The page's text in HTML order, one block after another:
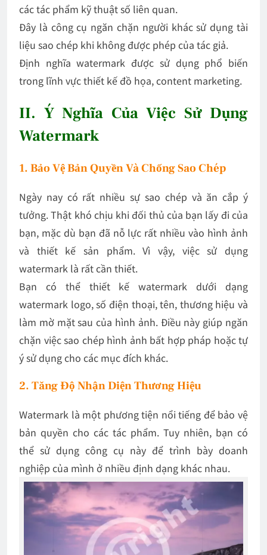
các tác phẩm kỹ thuật số liên quan.
Đây là công cụ ngăn chặn người khác sử dụng tài
liệu sao chép khi không được phép của tác giả.
Định nghĩa watermark được sử dụng phổ biến
trong lĩnh vực thiết kế đồ họa, content marketing.
II. Ý Nghĩa Của Việc Sử Dụng
Watermark
1. Bảo Vệ Bản Quyền Và Chống Sao Chép
Ngày nay có rất nhiều sự sao chép và ăn cắp ý
tưởng. Thật khó chịu khi đối thủ của bạn lấy đi của
bạn, mặc dù bạn đã nỗ lực rất nhiều vào hình ảnh
và thiết kế sản phẩm. Vì vậy, việc sử dụng
watermark là rất cần thiết.
Bạn có thể thiết kế watermark dưới dạng
watermark logo, số điện thoại, tên, thương hiệu và
làm mờ mặt sau của hình ảnh. Điều này giúp ngăn
chặn việc sao chép hình ảnh bất hợp pháp hoặc tự
ý sử dụng cho các mục đích khác.
2. Tăng Độ Nhận Diện Thương Hiệu
Watermark là một phương tiện nổi tiếng để bảo vệ
bản quyền cho các tác phẩm. Tuy nhiên, bạn có
thể sử dụng công cụ này để trình bày doanh
nghiệp của mình ở nhiều định dạng khác nhau.